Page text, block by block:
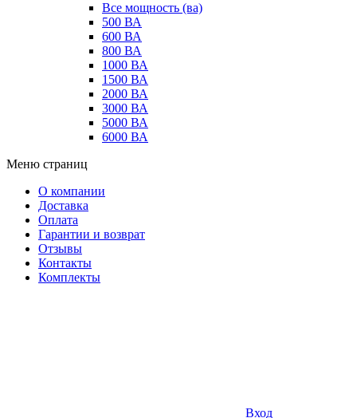
Все мощность (ва)
500 ВА
600 ВА
800 ВА
1000 ВА
1500 ВА
2000 ВА
3000 ВА
5000 ВА
6000 ВА
Меню страниц
О компании
Доставка
Оплата
Гарантии и возврат
Отзывы
Контакты
Комплекты
Вход